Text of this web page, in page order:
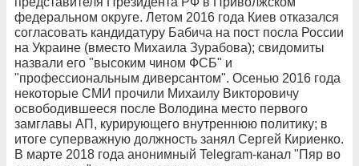
федеральном округе. Летом 2016 года Киев отказался
согласовать кандидатуру Бабича на пост посла России
на Украине (вместо Михаила Зурабова); свидомиты
назвали его "высоким чином ФСБ" и
"профессиональным диверсантом". Осенью 2016 года
некоторые СМИ прочили Михаилу Викторовичу
освободившееся после Володина место первого
замглавы АП, курирующего внутреннюю политику; в
итоге суперважную должность занял Сергей Кириенко.
В марте 2018 года анонимный Telegram-канал "Пяр во